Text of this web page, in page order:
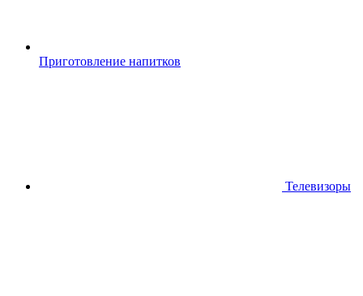
Приготовление напитков
Телевизоры